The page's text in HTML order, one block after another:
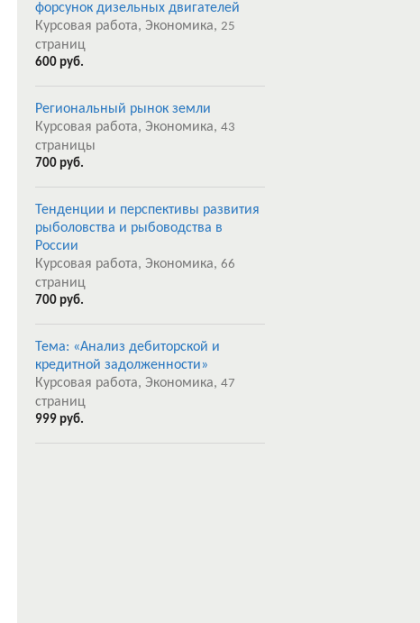
форсунок дизельных двигателей
Курсовая работа, Экономика, 25
страниц
600 руб.
Региональный рынок земли
Курсовая работа, Экономика, 43
страницы
700 руб.
Тенденции и перспективы развития
рыболовства и рыбоводства в
России
Курсовая работа, Экономика, 66
страниц
700 руб.
Тема: «Анализ дебиторской и
кредитной задолженности»
Курсовая работа, Экономика, 47
страниц
999 руб.